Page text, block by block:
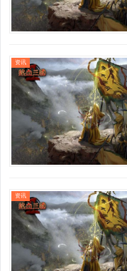
资讯
资讯